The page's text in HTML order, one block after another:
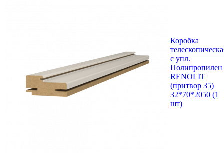
Коробка
с упл.
Полипропилен
RENOLIT
(притвор 35)
32*70*2050 (1
шт)